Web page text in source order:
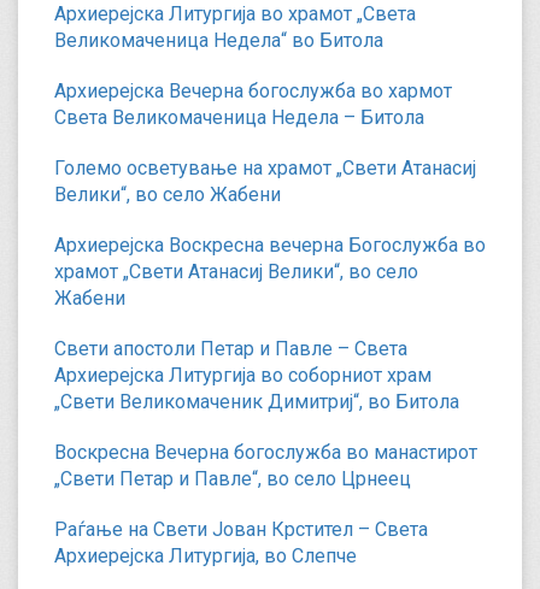
Архиерејска Литургија во храмот „Света
Великомаченица Недела“ во Битола
Архиерејска Вечерна богослужба во хармот
Света Великомаченица Недела – Битола
Големо осветување на храмот „Свети Атанасиј
Велики“, во село Жабени
Архиерејска Воскресна вечерна Богослужба во
храмот „Свети Атанасиј Велики“, во село
Жабени
Свети апостоли Петар и Павле – Света
Архиерејска Литургија во соборниот храм
„Свети Великомаченик Димитриј“, во Битола
Воскресна Вечерна богослужба во манастирот
„Свети Петар и Павле“, во село Црнеец
Раѓање на Свети Јован Крстител – Света
Архиерејска Литургија, во Слепче